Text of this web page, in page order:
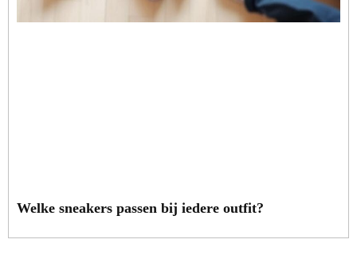
Welke sneakers passen bij iedere outfit?